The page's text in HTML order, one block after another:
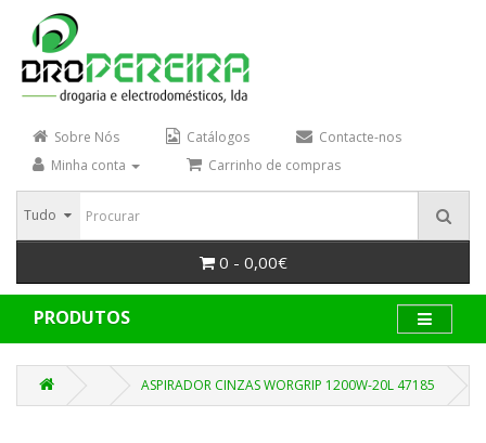
Sobre Nós Catálogos
Contacte-nos
Minha conta
Carrinho de compras
Tudo
0 - 0,00€
PRODUTOS
ASPIRADOR CINZAS WORGRIP 1200W-20L 47185